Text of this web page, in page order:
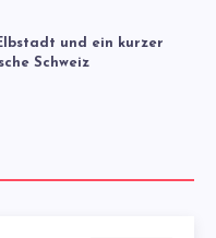
und ein kurzer
Schweiz